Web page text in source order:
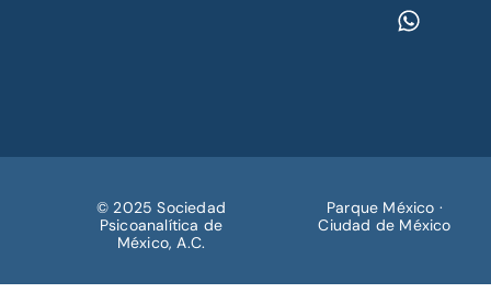
© 2025 Sociedad
Psicoanalítica de
México, A.C.
Parque México ·
Ciudad de México